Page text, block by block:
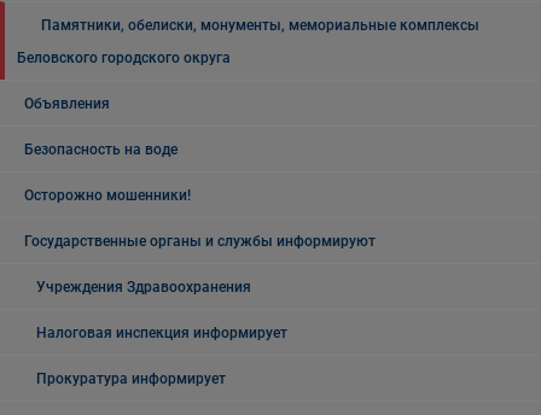
Памятники, обелиски, монументы, мемориальные комплексы
Беловского городского округа
Объявления
Безопасность на воде
Осторожно мошенники!
Государственные органы и службы информируют
Учреждения Здравоохранения
Налоговая инспекция информирует
Прокуратура информирует